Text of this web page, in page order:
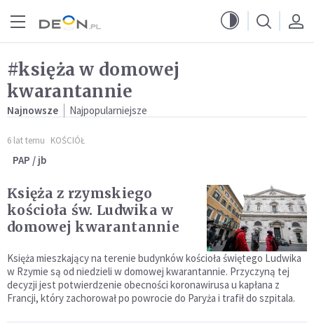
#księża w domowej
kwarantannie
Najnowsze Najpopularniejsze
6 lat temu KOŚCIÓŁ
PAP / jb
Księża z rzymskiego
kościoła św. Ludwika w
domowej kwarantannie
Księża mieszkający na terenie budynków kościoła świętego Ludwika
w Rzymie są od niedzieli w domowej kwarantannie. Przyczyną tej
decyzji jest potwierdzenie obecności koronawirusa u kapłana z
Francji, który zachorował po powrocie do Paryża i trafił do szpitala.